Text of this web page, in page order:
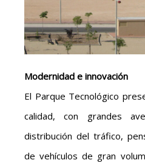
Modernidad e innovación
El Parque Tecnológico
calidad, con grandes
distribución del tráfico,
de vehículos de gran